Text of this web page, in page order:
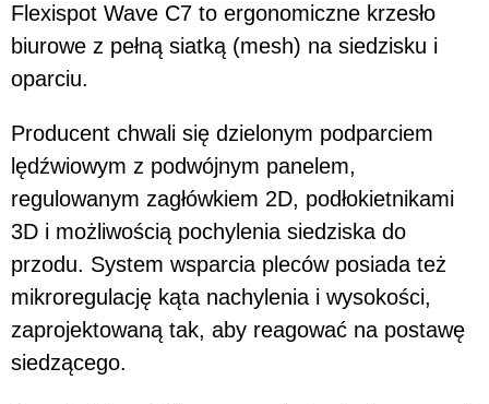
Flexispot Wave C7 to ergonomiczne krzesło
biurowe z pełną siatką (mesh) na siedzisku i
oparciu.
Producent chwali się dzielonym podparciem
lędźwiowym z podwójnym panelem,
regulowanym zagłówkiem 2D, podłokietnikami
3D i możliwością pochylenia siedziska do
przodu. System wsparcia pleców posiada też
mikroregulację kąta nachylenia i wysokości,
zaprojektowaną tak, aby reagować na postawę
siedzącego.